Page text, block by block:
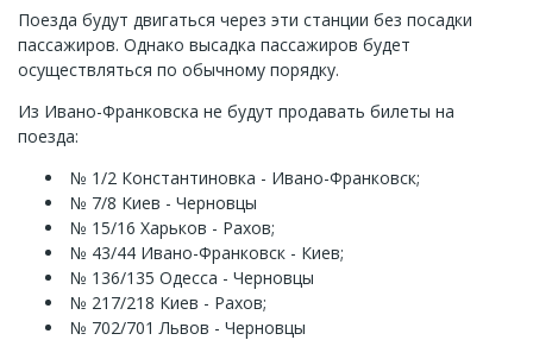
Поезда будут двигаться через эти станции без посадки
пассажиров. Однако высадка пассажиров будет
осуществляться по обычному порядку.
Из Ивано-Франковска не будут продавать билеты на
поезда:
№ 1/2 Константиновка - Ивано-Франковск;
№ 7/8 Киев - Черновцы
№ 15/16 Харьков - Рахов;
№ 43/44 Ивано-Франковск - Киев;
№ 136/135 Одесса - Черновцы
№ 217/218 Киев - Рахов;
№ 702/701 Львов - Черновцы